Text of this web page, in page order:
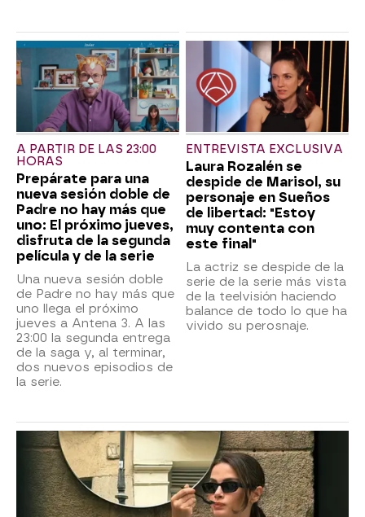
A PARTIR DE LAS 23:00
HORAS
Prepárate para una
nueva sesión doble de
Padre no hay más que
uno: El próximo jueves,
disfruta de la segunda
película y de la serie
Una nueva sesión doble
de Padre no hay más que
uno llega el próximo
jueves a Antena 3. A las
23:00 la segunda entrega
de la saga y, al terminar,
dos nuevos episodios de
la serie.
ENTREVISTA EXCLUSIVA
Laura Rozalén se
despide de Marisol, su
personaje en Sueños
de libertad: "Estoy
muy contenta con
este final"
La actriz se despide de la
serie de la serie más vista
de la teelvisión haciendo
balance de todo lo que ha
vivido su perosnaje.